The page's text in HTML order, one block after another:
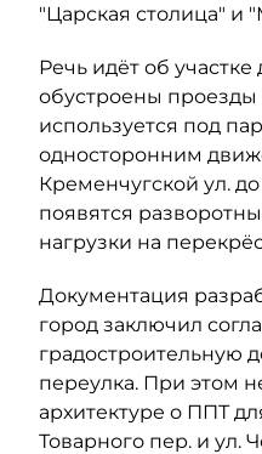
"Царская столица" и
Речь идёт об
обустроены проезды
используется под
односторонним
Кременчугской ул.
появятся
нагрузки на
Документация
город заключил
градостроительную
переулка. При этом
архитектуре о ППТ
Товарного пер. и ул.